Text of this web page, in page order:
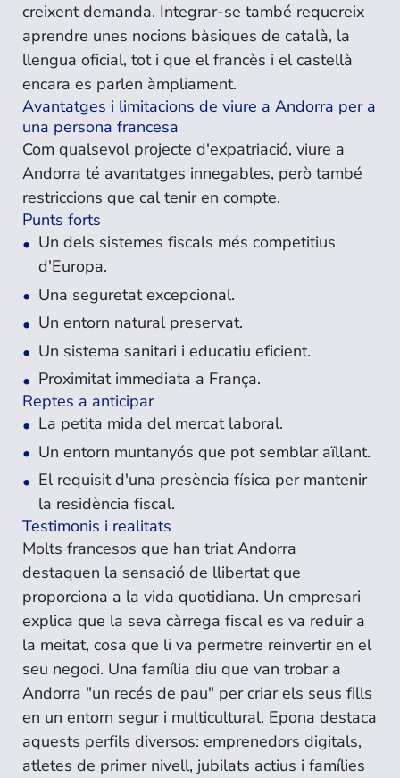
creixent demanda. Integrar-se també requereix
aprendre unes nocions bàsiques de català, la
llengua oficial, tot i que el francès i el castellà
encara es parlen àmpliament.
Avantatges i limitacions de viure a Andorra per a
una persona francesa
Com qualsevol projecte d'expatriació, viure a
Andorra té avantatges innegables, però també
restriccions que cal tenir en compte.
Punts forts
Un dels sistemes fiscals més competitius
d'Europa.
Una seguretat excepcional.
Un entorn natural preservat.
Un sistema sanitari i educatiu eficient.
Proximitat immediata a França.
Reptes a anticipar
La petita mida del mercat laboral.
Un entorn muntanyós que pot semblar aïllant.
El requisit d'una presència física per mantenir
la residència fiscal.
Testimonis i realitats
Molts francesos que han triat Andorra
destaquen la sensació de llibertat que
proporciona a la vida quotidiana. Un empresari
explica que la seva càrrega fiscal es va reduir a
la meitat, cosa que li va permetre reinvertir en el
seu negoci. Una família diu que van trobar a
Andorra "un recés de pau" per criar els seus fills
en un entorn segur i multicultural. Epona destaca
aquests perfils diversos: emprenedors digitals,
atletes de primer nivell, jubilats actius i famílies